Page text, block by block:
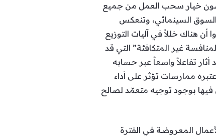
خيار سحب العمل من جميع
السينمائي، وتنعكس
هناك خللاً في آليات التوزيع
غير المتكافئة” التي قد
تفاعلاً واسعاً عبر حسابه
ممارسات تؤثر على أداء
بوجود توجيه متعمّد لصالح
المعروضة في الفترة